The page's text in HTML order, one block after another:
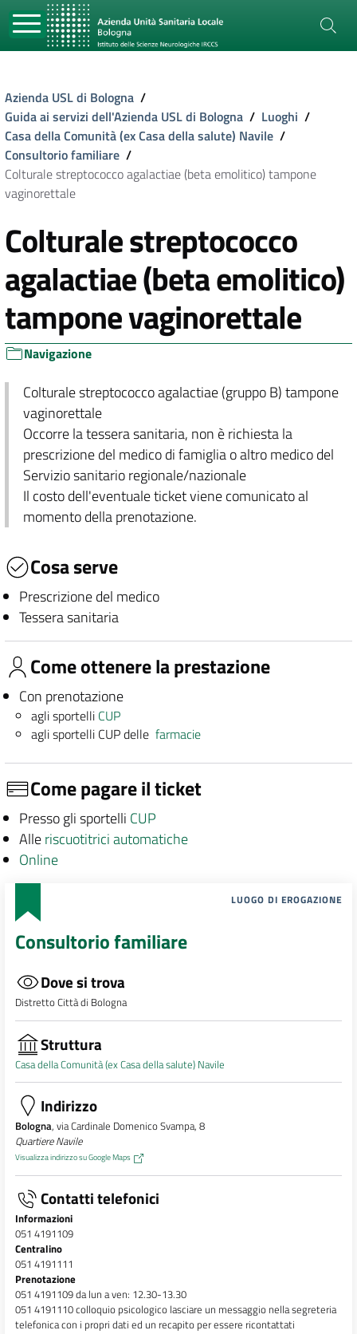
Azienda USL di Bologna /
Guida ai servizi dell'Azienda USL di Bologna / Luoghi /
Casa della Comunità (ex Casa della salute) Navile /
Consultorio familiare /
Colturale streptococco agalactiae (beta emolitico) tampone
vaginorettale
Colturale streptococco
agalactiae (beta emolitico)
tampone vaginorettale
Navigazione
Colturale streptococco agalactiae (gruppo B) tampone
vaginorettale
Occorre la tessera sanitaria, non è richiesta la
prescrizione del medico di famiglia o altro medico del
Servizio sanitario regionale/nazionale
Il costo dell'eventuale ticket viene comunicato al
momento della prenotazione.
Cosa serve
Prescrizione del medico
Tessera sanitaria
Come ottenere la prestazione
Con prenotazione
agli sportelli CUP
agli sportelli CUP dellefarmacie
Come pagare il ticket
Presso gli sportelli CUP
Alleriscuotitrici automatiche
Online
LUOGO DI EROGAZIONE
Consultorio familiare
Dove si trova
Distretto Città di Bologna
Struttura
Casa della Comunità (ex Casa della salute) Navile
Indirizzo
Bologna, via Cardinale Domenico Svampa, 8
Quartiere Navile
Visualizza indirizzo su Google Maps
Contatti telefonici
Informazioni
051 4191109
Centralino
051 4191111
Prenotazione
051 4191109 da lun a ven: 12.30-13.30
051 4191110 colloquio psicologico lasciare un messaggio nella segreteria
telefonica con i propri dati ed un recapito per essere ricontattati